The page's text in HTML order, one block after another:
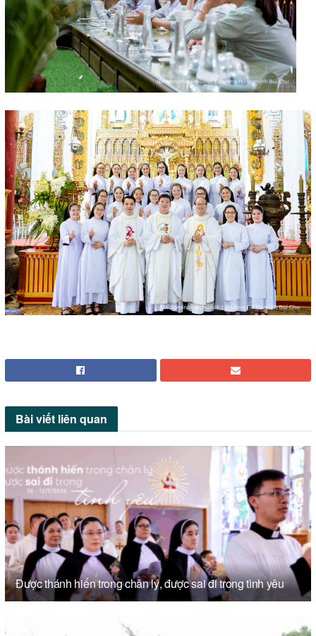
Bài viết liên quan
Được thánh hiến trong chân lý, được sai đi trong tình yêu